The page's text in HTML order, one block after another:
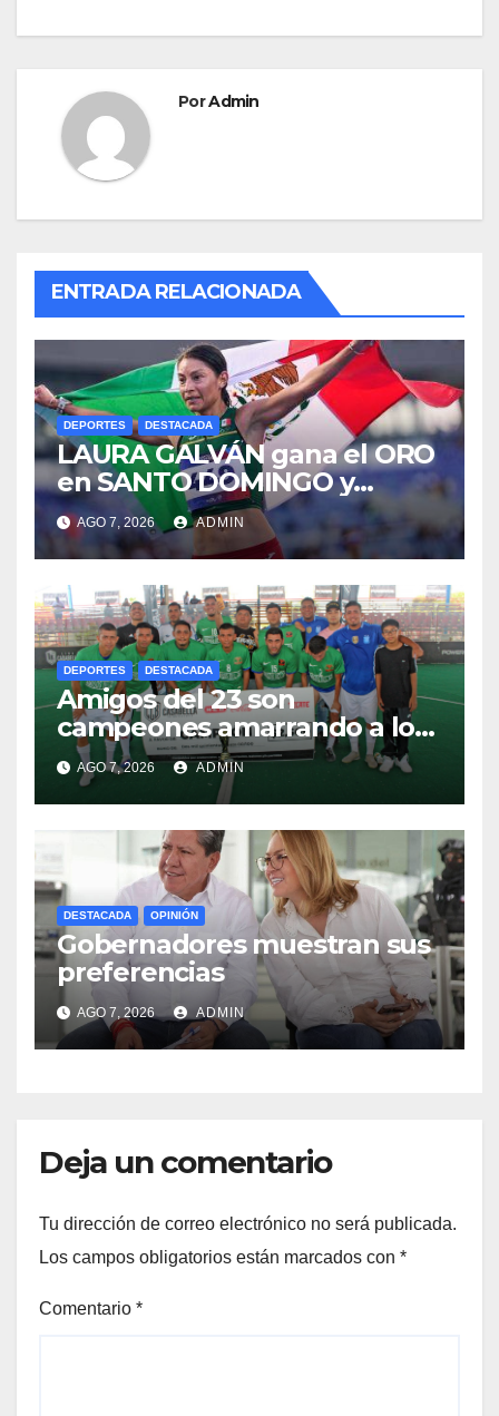
PorAdmin
ENTRADA RELACIONADA
DEPORTES DESTACADA
LAURA GALVÁN gana el ORO
en SANTO DOMINGO y
dedica Medalla a sus padres
fallecidos
AGO 7, 2026 ADMIN
DEPORTES DESTACADA
Amigos del 23 son
campeones amarrando a los
“Perros Bravos”
AGO 7, 2026 ADMIN
DESTACADA OPINIÓN
Gobernadores muestran sus
preferencias
AGO 7, 2026 ADMIN
Deja un comentario
Tu dirección de correo electrónico no será publicada.
Los campos obligatorios están marcados con *
Comentario *